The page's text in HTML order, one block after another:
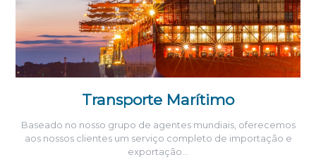
Transporte Marítimo
Baseado no nosso grupo de agentes mundiais, oferecemos
aos nossos clientes um serviço completo de importação e
exportação…